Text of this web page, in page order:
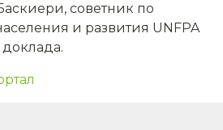
советник по
и развития UNFPA